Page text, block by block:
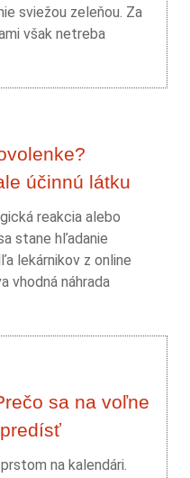
sviežou zeleňou. Za
však netreba
účinnú látku
reakcia alebo
stane hľadanie
lekárnikov z online
vhodná náhrada
sa na voľne
na kalendári.